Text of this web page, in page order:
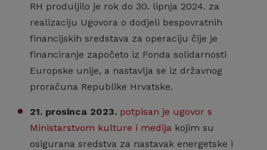
RH produljilo je rok do 30. lipnja 2024. za
realizaciju Ugovora o dodjeli bespovratnih
financijskih sredstava za operaciju čije je
financiranje započeto iz Fonda solidarnosti
Europske unije, a nastavlja se iz državnog
proračuna Republike Hrvatske.
21. prosinca 2023. potpisan je ugovor s
Ministarstvom kulture i medija kojim su
osigurana sredstva za nastavak energetske i